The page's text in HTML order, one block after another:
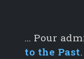
… Pour
to the Past